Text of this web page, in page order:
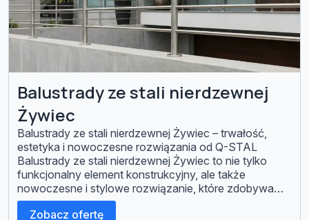
Balustrady ze stali nierdzewnej
Żywiec
Balustrady ze stali nierdzewnej Żywiec – trwałość,
estetyka i nowoczesne rozwiązania od Q-STAL
Balustrady ze stali nierdzewnej Żywiec to nie tylko
funkcjonalny element konstrukcyjny, ale także
nowoczesne i stylowe rozwiązanie, które zdobywa
coraz większą popularność wśród mieszkańców
Żywca i okolicznych miejscowości. Jako firma Q-
Zobacz ofertę